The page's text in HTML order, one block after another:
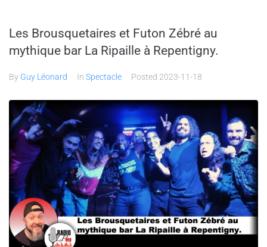
Les Brousquetaires et Futon Zébré au
mythique bar La Ripaille à Repentigny.
By Guy Léonard In Spectacle Posted 2023-11-18